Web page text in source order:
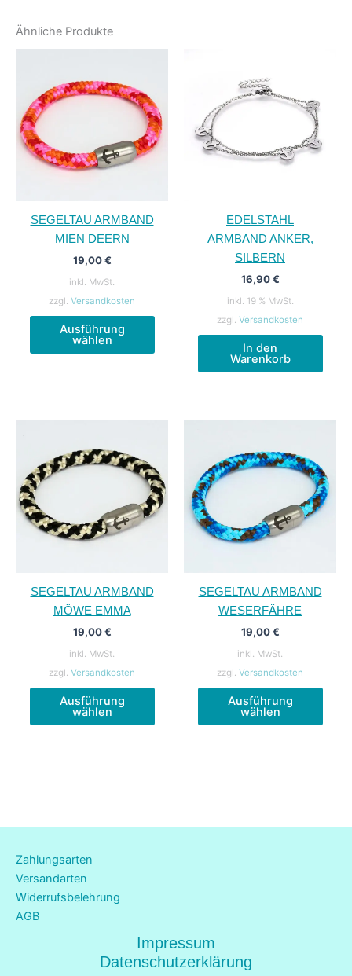
Ähnliche Produkte
SEGELTAU ARMBAND
MIEN DEERN
19,00€
inkl. MwSt.
zzgl. Versandkosten
Ausführung
wählen
Dieses
weist
können
auf
der
Produktseite
EDELSTAHL
ARMBAND ANKER,
SILBERN
16,90€
inkl. 19 % MwSt.
zzgl. Versandkosten
In den
Warenkorb
SEGELTAU ARMBAND
MÖWE EMMA
19,00€
inkl. MwSt.
zzgl. Versandkosten
Ausführung
wählen
Dieses
weist
SEGELTAU ARMBAND
WESERFÄHRE
19,00€
inkl. MwSt.
zzgl. Versandkosten
Ausführung
wählen
weist
Zahlungsarten
Versandarten
Widerrufsbelehrung
AGB
Impressum
Datenschutzerklärung